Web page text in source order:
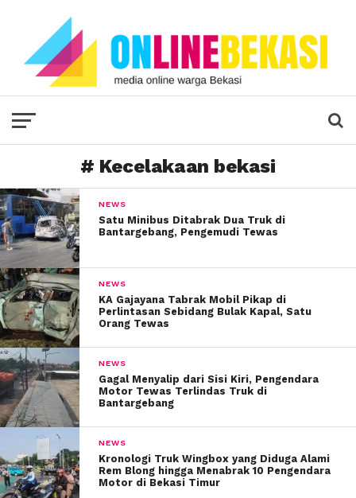
# Kecelakaan bekasi
NEWS
Satu Minibus Ditabrak Dua Truk di
Bantargebang, Pengemudi Tewas
NEWS
KA Gajayana Tabrak Mobil Pikap di
Perlintasan Sebidang Bulak Kapal, Satu
Orang Tewas
NEWS
Gagal Menyalip dari Sisi Kiri, Pengendara
Motor Tewas Terlindas Truk di
Bantargebang
NEWS
Kronologi Truk Wingbox yang Diduga Alami
Rem Blong hingga Menabrak 10 Pengendara
Motor di Bekasi Timur